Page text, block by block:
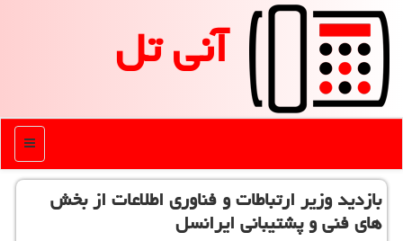
آنی تل
منو
بازدید وزیر ارتباطات و فناوری اطلاعات از بخش
های فنی و پشتیبانی ایرانسل